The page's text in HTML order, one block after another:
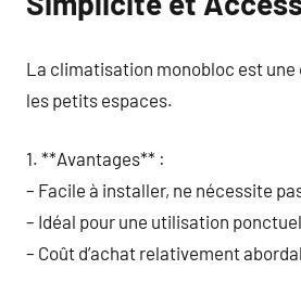
La climatisation monobloc est
les petits espaces.
1. **Avantages** :
– Facile à installer, ne nécessite
– Idéal pour une utilisation
– Coût d’achat relativement